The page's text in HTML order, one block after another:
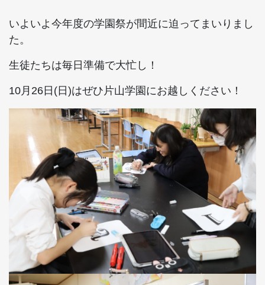
いよいよ今年度の学園祭が間近に迫ってまいりまし
た。
生徒たちは毎日準備で大忙し！
10月26日(日)はぜひ片山学園にお越しください！